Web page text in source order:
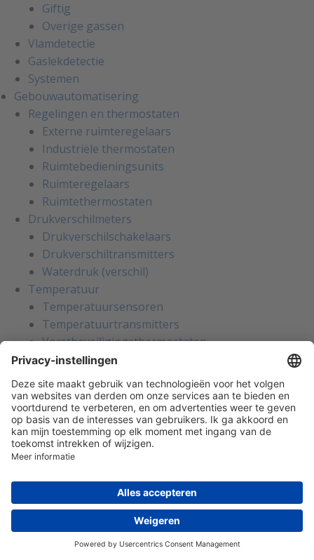
Giftig
Overige gassen
Vlamdetectie
Gaslekdetectie
Systemen
Gebouwautomatisering
Regelingen en thermostaten
Externe ruimteregelaars
Industriële thermostaten
Ruimtebedieningsunits
Ruimteregelaars
Ruimtethermostaten
Drukverschilmeters
Drukverschilschakelaars
Drukverschiltransmitters
Waterdruk (verschil)
Temperatuur
Temperatuursensoren
Temperatuurtransmitters
Vorstbeveiligingsthermostaten
Luchtkwaliteit
Koolmonoxide transmitters
Koolstofdioxide transmitters CO2
Vluchtige organische stoffen VOC
Binnenluchtkwaliteit
Luchtvochtigheid
Luchtvochtigheidstransmitters
Luchtsnelheid en flow
Flowschakelaars voor water
Flowsensoren voor ventilatiekanalen
Luchtsnelheidstransmitters
Licht en bewegingssensoren